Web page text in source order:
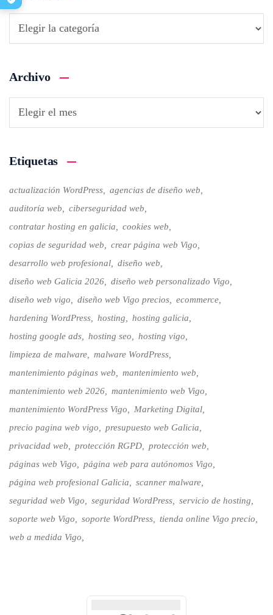
Archivo
Etiquetas
actualización WordPress
agencias de diseño web
auditoría web
ciberseguridad web
contratar hosting en galicia
cookies web
copias de seguridad web
crear página web Vigo
desarrollo web profesional
diseño web
diseño web Galicia 2026
diseño web personalizado Vigo
diseño web vigo
diseño web Vigo precios
ecommerce
hardening WordPress
hosting
hosting galicia
hosting google ads
hosting seo
hosting vigo
limpieza de malware
malware WordPress
mantenimiento páginas web
mantenimiento web
mantenimiento web 2026
mantenimiento web Vigo
mantenimiento WordPress Vigo
Marketing Digital
precio pagina web vigo
presupuesto web Galicia
privacidad web
protección RGPD
protección web
páginas web Vigo
página web para autónomos Vigo
página web profesional Galicia
scanner malware
seguridad web Vigo
seguridad WordPress
servicio de hosting
soporte web Vigo
soporte WordPress
tienda online Vigo precio
web a medida Vigo